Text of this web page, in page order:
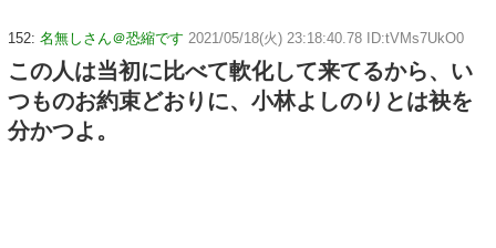
152: 名無しさん＠恐縮です 2021/05/18(火) 23:18:40.78 ID:tVMs7UkO0
この人は当初に比べて軟化して来てるから、い
つものお約束どおりに、小林よしのりとは袂を
分かつよ。